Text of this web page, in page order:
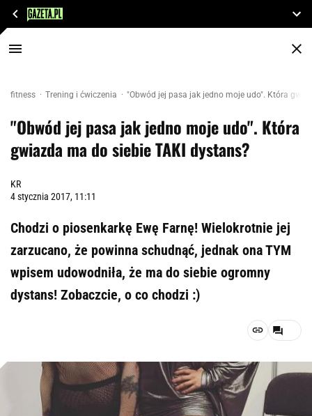
fitness Trening i ćwiczenia "Obwód jej pasa jak jedno moje udo". Która
"Obwód jej pasa jak jedno moje udo". Która
gwiazda ma do siebie TAKI dystans?
KR
4 stycznia 2017, 11:11
Chodzi o piosenkarkę Ewę Farnę! Wielokrotnie jej
zarzucano, że powinna schudnąć, jednak ona TYM
wpisem udowodniła, że ma do siebie ogromny
dystans! Zobaczcie, o co chodzi :)